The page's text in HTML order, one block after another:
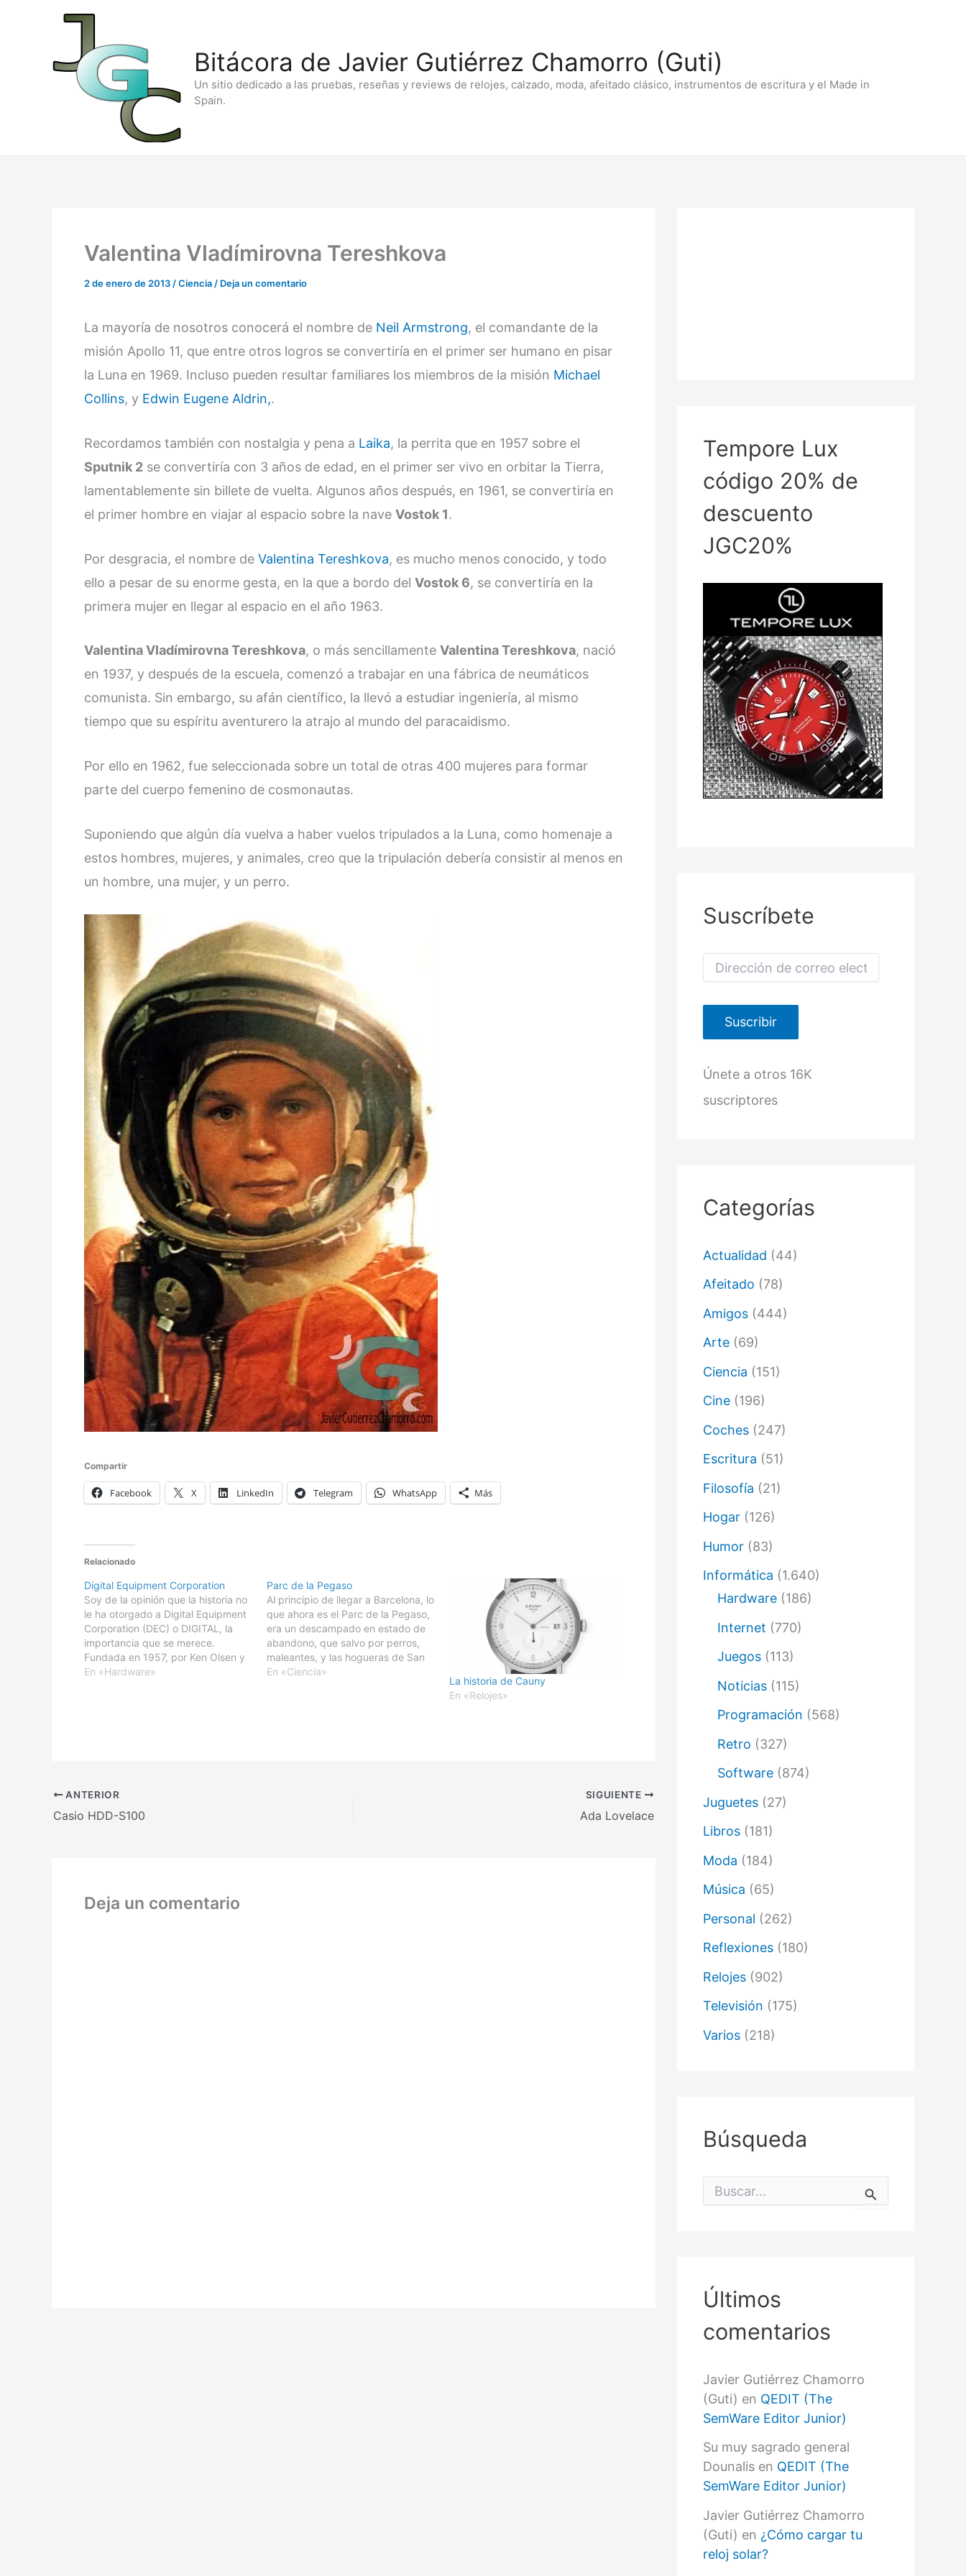
contenido
Bitácora de Javier Gutiérrez Chamorro (Guti)
Un sitio dedicado a las pruebas, reseñas y reviews de relojes, calzado, moda, afeitado clásico, instrumentos de escritura y el Made in
Spain.
Valentina Vladímirovna Tereshkova
2 de enero de 2013 /Ciencia / Deja un comentario
La mayoría de nosotros conocerá el nombre de Neil Armstrong, el comandante de la
misión Apollo 11, que entre otros logros se convertiría en el primer ser humano en pisar
la Luna en 1969. Incluso pueden resultar familiares los miembros de la misión Michael
Collins, y Edwin Eugene Aldrin,.
Recordamos también con nostalgia y pena a Laika, la perrita que en 1957 sobre el
Sputnik 2 se convertiría con 3 años de edad, en el primer ser vivo en orbitar la Tierra,
lamentablemente sin billete de vuelta. Algunos años después, en 1961, se convertiría en
el primer hombre en viajar al espacio sobre la nave Vostok 1.
Por desgracia, el nombre de Valentina Tereshkova, es mucho menos conocido, y todo
ello a pesar de su enorme gesta, en la que a bordo del Vostok 6, se convertiría en la
primera mujer en llegar al espacio en el año 1963.
Valentina Vladímirovna Tereshkova, o más sencillamente Valentina Tereshkova, nació
en 1937, y después de la escuela, comenzó a trabajar en una fábrica de neumáticos
comunista. Sin embargo, su afán científico, la llevó a estudiar ingeniería, al mismo
tiempo que su espíritu aventurero la atrajo al mundo del paracaidismo.
Por ello en 1962, fue seleccionada sobre un total de otras 400 mujeres para formar
parte del cuerpo femenino de cosmonautas.
Suponiendo que algún día vuelva a haber vuelos tripulados a la Luna, como homenaje a
estos hombres, mujeres, y animales, creo que la tripulación debería consistir al menos en
un hombre, una mujer, y un perro.
Compartir
Facebook X LinkedIn Telegram WhatsApp Más
Relacionado
Digital Equipment Corporation
Soy de la opinión que la historia no
le ha otorgado a Digital Equipment
Corporation (DEC) o DIGITAL, la
importancia que se merece.
Fundada en 1957, por Ken Olsen y
Harlan Anderson, obtuvo gran
En «Hardware»
Parc de la Pegaso
Al principio de llegar a Barcelona, lo
que ahora es el Parc de la Pegaso,
era un descampado en estado de
abandono, que salvo por perros,
maleantes, y las hogueras de San
Juan, no tenía demasiada utilidad
En «Ciencia»
La historia de Cauny
En «Relojes»
ANTERIOR
Casio HDD-S100
SIGUIENTE
Ada Lovelace
Deja un comentario
Tempore Lux
código 20% de
descuento
JGC20%
Suscríbete
e
n
e
e
t
ó
i
o
Suscribir
Únete a otros 16K
suscriptores
Categorías
Actualidad (44)
Afeitado (78)
Amigos (444)
Arte (69)
Ciencia (151)
Cine (196)
Coches (247)
Escritura (51)
Filosofía (21)
Hogar (126)
Humor (83)
Informática (1.640)
Hardware (186)
Internet (770)
Juegos (113)
Noticias (115)
Programación (568)
Retro (327)
Software (874)
Juguetes (27)
Libros (181)
Moda (184)
Música (65)
Personal (262)
Reflexiones (180)
Relojes (902)
Televisión (175)
Varios (218)
Búsqueda
Últimos
comentarios
Javier Gutiérrez Chamorro
(Guti) en QEDIT (The
SemWare Editor Junior)
Su muy sagrado general
Dounalis en QEDIT (The
SemWare Editor Junior)
Javier Gutiérrez Chamorro
(Guti) en ¿Cómo cargar tu
reloj solar?